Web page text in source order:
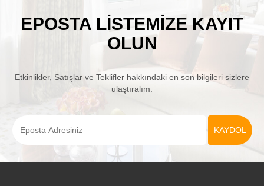
EPOSTA LISTEMIZE KAYIT
OLUN
Etkinlikler, Satışlar ve Teklifler hakkındaki en son bilgileri sizlere
ulaştıralım.